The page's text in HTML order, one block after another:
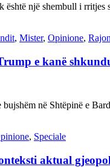
është një shembull i
, Mister, Opinione,
e kanë
në Shtëpinë e
, Speciale
aktual